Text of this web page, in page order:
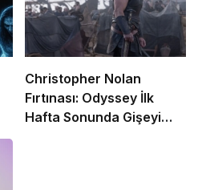
Christopher Nolan
Fırtınası: Odyssey İlk
Hafta Sonunda Gişeyi